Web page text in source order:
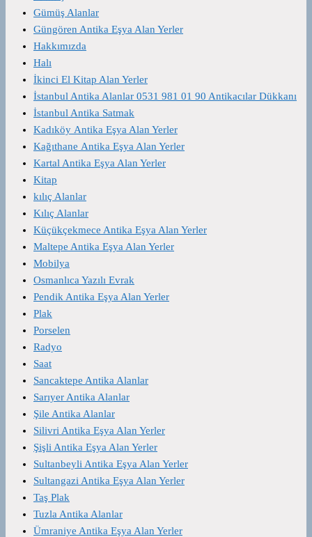
Gümüş Alanlar
Güngören Antika Eşya Alan Yerler
Hakkımızda
Halı
İkinci El Kitap Alan Yerler
İstanbul Antika Alanlar 0531 981 01 90 Antikacılar Dükkanı
İstanbul Antika Satmak
Kadıköy Antika Eşya Alan Yerler
Kağıthane Antika Eşya Alan Yerler
Kartal Antika Eşya Alan Yerler
Kitap
kılıç Alanlar
Kılıç Alanlar
Küçükçekmece Antika Eşya Alan Yerler
Maltepe Antika Eşya Alan Yerler
Mobilya
Osmanlıca Yazılı Evrak
Pendik Antika Eşya Alan Yerler
Plak
Porselen
Radyo
Saat
Sancaktepe Antika Alanlar
Sarıyer Antika Alanlar
Şile Antika Alanlar
Silivri Antika Eşya Alan Yerler
Şişli Antika Eşya Alan Yerler
Sultanbeyli Antika Eşya Alan Yerler
Sultangazi Antika Eşya Alan Yerler
Taş Plak
Tuzla Antika Alanlar
Ümraniye Antika Eşya Alan Yerler